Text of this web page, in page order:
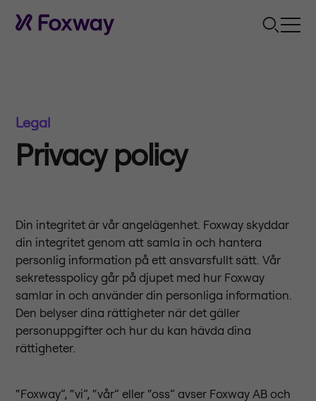
Legal
Privacy policy
Din integritet är vår angelägenhet. Foxway skyddar
din integritet genom att samla in och hantera
personlig information på ett ansvarsfullt sätt. Vår
sekretesspolicy går på djupet med hur Foxway
samlar in och använder din personliga information.
Den belyser dina rättigheter när det gäller
personuppgifter och hur du kan hävda dina
rättigheter.
“Foxway”, “vi”, “vår” eller “oss” avser Foxway AB och